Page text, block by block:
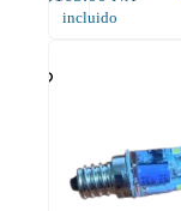
incluido